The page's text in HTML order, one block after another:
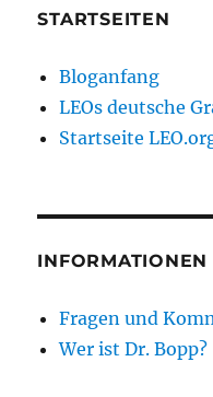
STARTSEITEN
Bloganfang
LEOs deutsche
Startseite
INFORMATIONEN
Fragen und
Wer ist Dr. Bopp?